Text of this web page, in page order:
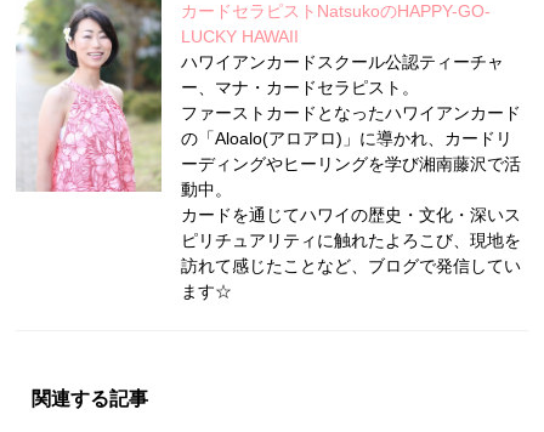
カードセラピストNatsukoのHAPPY-GO-
LUCKY HAWAII
ハワイアンカードスクール公認ティーチャ
ー、マナ・カードセラピスト。
ファーストカードとなったハワイアンカード
の「Aloalo(アロアロ)」に導かれ、カードリ
ーディングやヒーリングを学び湘南藤沢で活
動中。
カードを通じてハワイの歴史・文化・深いス
ピリチュアリティに触れたよろこび、現地を
訪れて感じたことなど、ブログで発信してい
ます☆
関連する記事